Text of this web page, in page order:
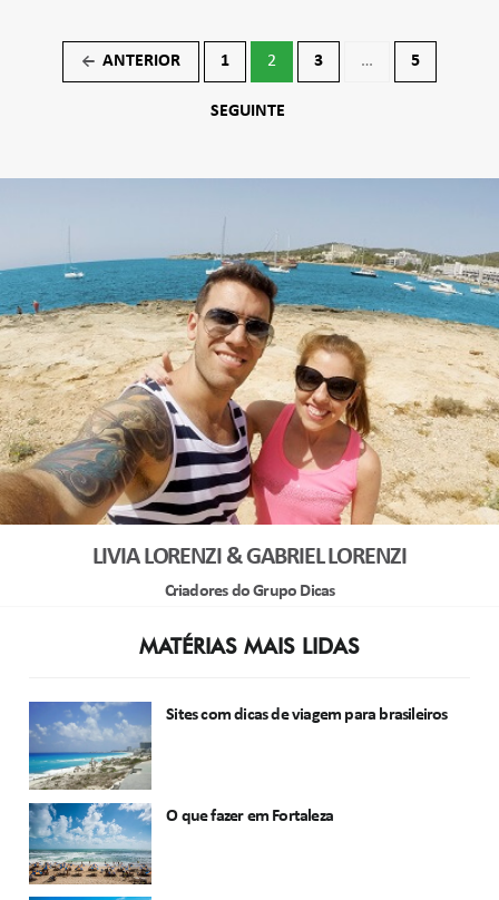
Navegação
por
← ANTERIOR 1 2 3 … 5
SEGUINTE
LIVIA LORENZI & GABRIEL LORENZI
Criadores do Grupo Dicas
MATÉRIAS MAIS LIDAS
Sites com dicas de viagem para brasileiros
O que fazer em Fortaleza